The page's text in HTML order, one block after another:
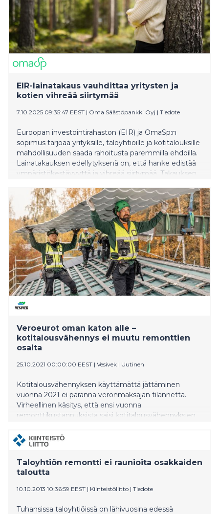
EIR-lainatakaus vauhdittaa yritysten ja
kotien vihreää siirtymää
7.10.2025 09:35:47 EEST | Oma Säästöpankki Oyj | Tiedote
Euroopan investointirahaston (EIR) ja OmaSp:n
sopimus tarjoaa yrityksille, taloyhtiöille ja kotitalouksille
mahdollisuuden saada rahoitusta paremmilla ehdoilla.
Lainatakauksen edellytyksenä on, että hanke edistää
ympäristökestävyyttä ja vihreää siirtymää. Takauksen
laina-ajoilla ja pienemmillä vakuusvaatimuksilla.
Veroeurot oman katon alle –
kotitalousvähennys ei muutu remonttien
osalta
25.10.2021 00:00:00 EEST | Vesivek | Uutinen
Kotitalousvähennyksen käyttämättä jättäminen
vuonna 2021 ei paranna veronmaksajan tilannetta.
Virheellinen käsitys, että ensi vuonna
remonttikustannuksista saisi kotitalousvähennyksien
Taloyhtiön remontti ei raunioita osakkaiden
taloutta
10.10.2013 10:36:59 EEST | Kiinteistöliitto | Tiedote
Tuhansissa taloyhtiöissä on lähivuosina edessä